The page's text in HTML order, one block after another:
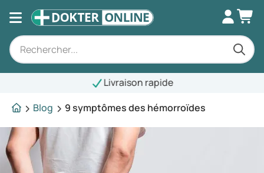
Blog
9 symptômes des hémorroïdes